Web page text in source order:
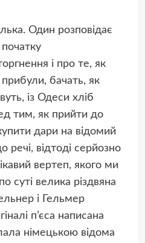
Один розповідає
і про те, як
прибули, бачать, як
із Одеси хліб
тим, як прийти до
дари на відомий
речі, відтоді серйозно
вертеп, якого ми
суті велика різдвяна
і Гельмер
п’єса написана
німецькою відома